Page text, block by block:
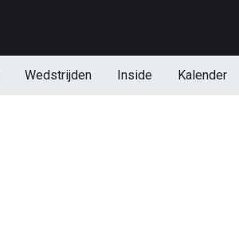
Wedstrijden Inside Kalender